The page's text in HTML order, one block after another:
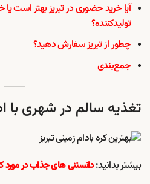
آیا خرید حضوری در تبریز بهتر است یا
تولیدکننده؟
چطور از تبریز سفارش دهید؟
جمع‌بندی
تغذیه سالم در شهری
بیشتر بدانید:دانستنی های جذاب در مورد